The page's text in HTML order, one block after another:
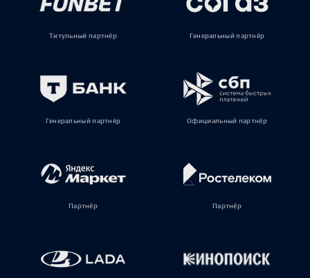
Титульный партнёр Генеральный партнёр
Генеральный партнёр Официальный партнёр
Партнёр Партнёр